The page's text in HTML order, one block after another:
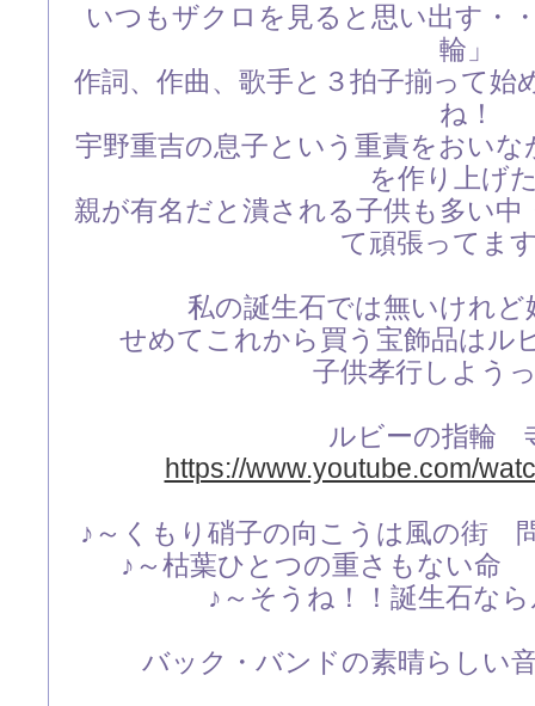
いつもザクロを見ると思い出す・
輪」
作詞、作曲、歌手と３拍子揃って
ね！
宇野重吉の息子という重責をおい
を作り上げ
親が有名だと潰される子供も多い
て頑張ってま
私の誕生石では無いけれど
せめてこれから買う宝飾品はル
子供孝行しよう
ルビーの指輪
https://www.youtube.com/
♪～くもり硝子の向こうは風の街
♪～枯葉ひとつの重さもない
♪～そうね！！誕生石な
バック・バンドの素晴らしい